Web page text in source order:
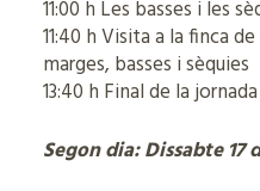
11:00 h Les basses i les
11:40 h Visita a la finca
marges, basses i sèquies
13:40 h Final de la jornada
Segon dia: Dissabte 17